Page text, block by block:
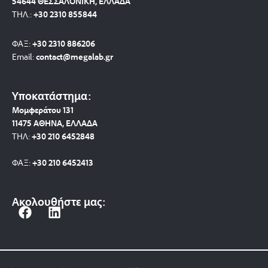
ΤΗΛ.:+30 2310 855844
ΦΑΞ:+30 2310 886206
Email:contact@megalab.gr
Υποκατάστημα:
Μομφεράτου 131
11475 ΑΘΗΝΑ, ΕΛΛΑΔΑ
ΤΗΛ:+30 210 6452848
ΦΑΞ:+30 210 6452413
Ακολουθήστε μας:
F
e
L
k